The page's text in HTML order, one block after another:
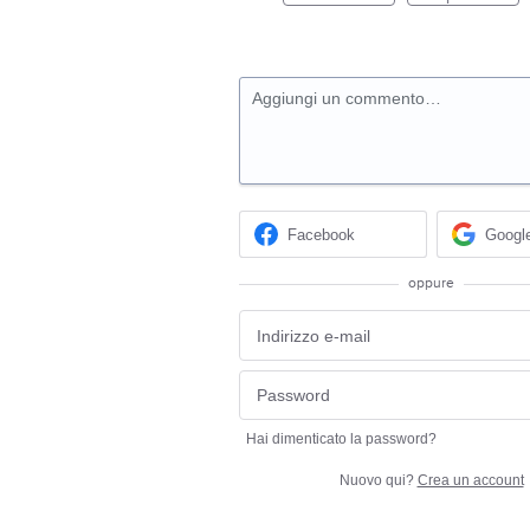
Aggiungi un commento…
Facebook
oppure
Hai dimenticato la password?
Nuovo qui? Crea un account